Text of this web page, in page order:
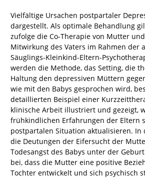
Vielfältige Ursachen postpartaler
dargestellt. Als optimale Behandlung
zufolge die Co-Therapie von Mutter
Mitwirkung des Vaters im Rahmen der
Säuglings-Kleinkind-Eltern-
werden die Methode, das Setting, die
Haltung den depressiven Müttern
wie mit den Babys gesprochen wird,
detaillierten Beispiel einer
klinische Arbeit illustriert und gezeigt,
frühkindlichen Erfahrungen der Eltern
postpartalen Situation aktualisieren. In
die Deutungen der Eifersucht der
Todesangst des Babys unter der
bei, dass die Mutter eine positive
Tochter entwickelt und sich psychisch